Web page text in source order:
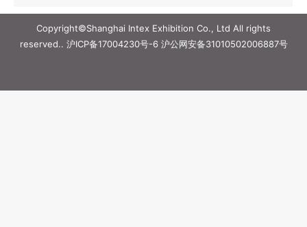
Copyright©Shanghai Intex Exhibition Co., Ltd All rights
reserved.. 沪ICP备17004230号-6沪公网安备31010502006887号